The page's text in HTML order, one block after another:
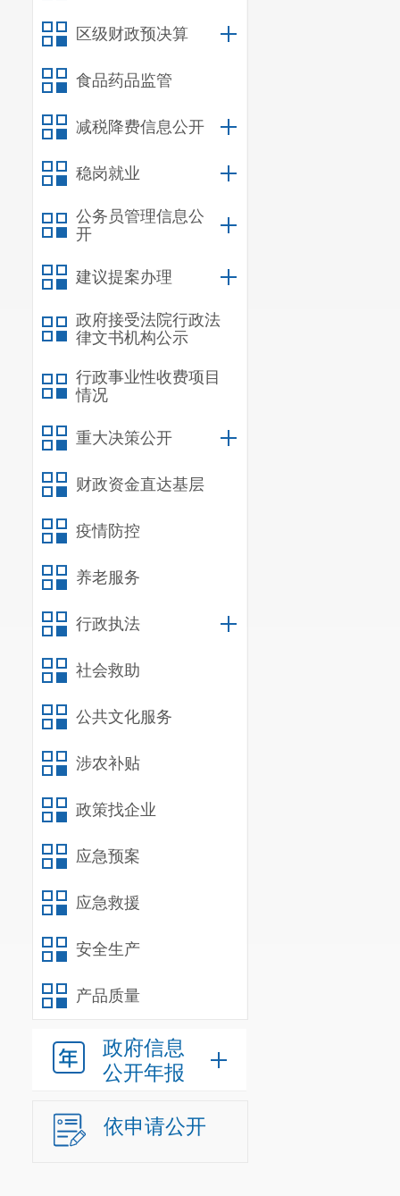
区级财政预决算
食品药品监管
减税降费信息公开
稳岗就业
公务员管理信息公
开
建议提案办理
政府接受法院行政法
律文书机构公示
行政事业性收费项目
情况
重大决策公开
财政资金直达基层
疫情防控
养老服务
行政执法
社会救助
公共文化服务
涉农补贴
政策找企业
应急预案
应急救援
安全生产
产品质量
政府信息
公开年报
依申请公开